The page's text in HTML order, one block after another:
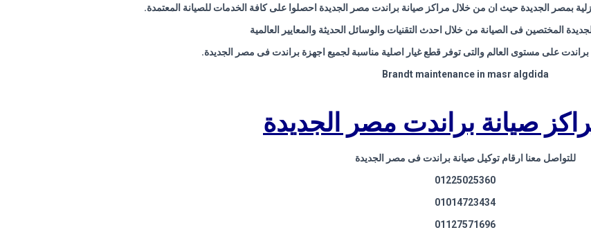
بمصر الجديدة حيث ان من خلال مراكز صيانة براندت مصر الجديدة احصلوا على كافة الخدمات للصيانة المعتمدة.
المختصين فى الصيانة من خلال احدث التقنيات والوسائل الحديثة والمعايير العالمية
على مستوى العالم والتى توفر قطع غيار اصلية مناسبة لجميع اجهزة براندت فى مصر الجديدة.
Brandt maintenance in masr algdida
صيانة براندت مصر الجديدة
للتواصل معنا ارقام توكيل صيانة براندت فى مصر الجديدة
01225025360
01014723434
01127571696